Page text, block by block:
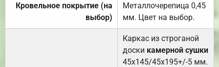
Кровельное покрытие (на
выбор)
Металлочерепица 0,45
мм. Цвет на выбор.
Каркас из строганой
доски камерной сушки
45х145/45х195+/-5 мм.